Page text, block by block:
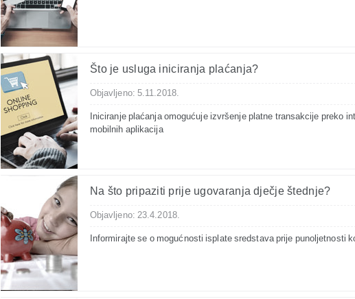
Što je usluga iniciranja plaćanja?
Objavljeno: 5.11.2018.
Iniciranje plaćanja omogućuje izvršenje platne transakcije preko
mobilnih aplikacija
Na što pripaziti prije ugovaranja dječje štednje?
Objavljeno: 23.4.2018.
Informirajte se o mogućnosti isplate sredstava prije punoljetnosti